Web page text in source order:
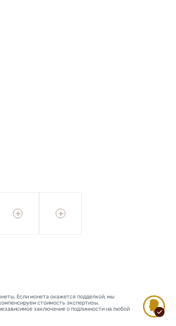
+ +
Если монета окажется подделкой, мы
стоимость экспертизы.
заключение о подлинности на любой